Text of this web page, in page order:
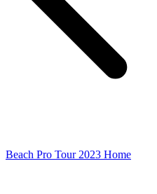
Beach Pro Tour 2023 Home